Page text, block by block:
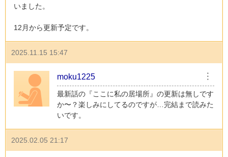
いました。
12月から更新予定です。
2025.11.15 15:47
moku1225 ︙
最新話の『ここに私の居場所』の更新は無しです
か〜？楽しみにしてるのですが…完結まで読みた
いです。
2025.02.05 21:17